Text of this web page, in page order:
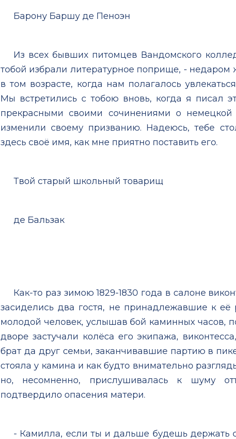
Барону Баршу де Пеноэн
Из всех бывших питомцев Вандомского
тобой избрали литературное поприще, -
в том возрасте, когда нам полагалось
Мы встретились с тобою вновь, когда я писал
прекрасными своими сочинениями о
изменили своему призванию. Надеюсь, тебе
здесь своё имя, как мне приятно поставить его.
Твой старый школьный товарищ
де Бальзак
Как-то раз зимою 1829-1830 года в салоне
засиделись два гостя, не принадлежавшие к
молодой человек, услышав бой каминных часов,
дворе застучали колёса его экипажа,
брат да друг семьи, заканчивавшие партию в
стояла у камина и как будто внимательно
но, несомненно, прислушивалась к шуму
подтвердило опасения матери.
- Камилла, если ты и дальше будешь держать